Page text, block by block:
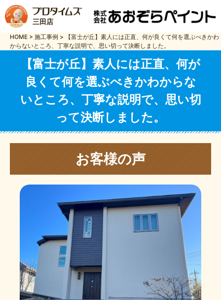
三田店
HOME > 施工事例 >
【富士が丘】素人には正直、何が良くて何を選ぶべきかわ
からないところ、丁寧な説明で、思い切って決断しました。
【富士が丘】素人には正直、何が
良くて何を選ぶべきかわからな
いところ、丁寧な説明で、思い切
って決断しました。
お客様の声